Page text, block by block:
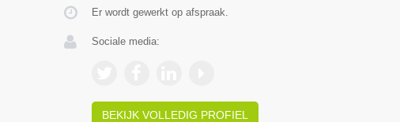
Er wordt gewerkt op afspraak.
Sociale media:
BEKIJK VOLLEDIG PROFIEL